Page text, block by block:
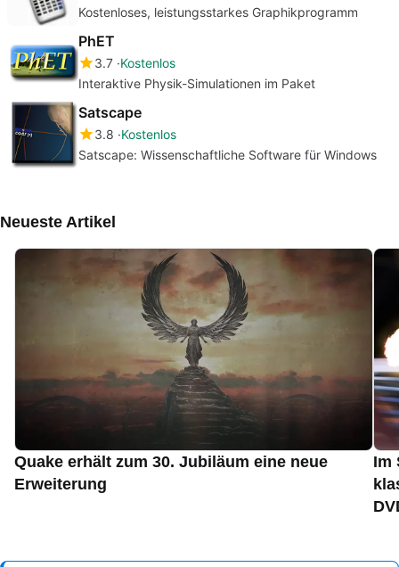
Kostenloses, leistungsstarkes Graphikprogramm
PhET
3.7 Kostenlos
Interaktive Physik-Simulationen im Paket
Satscape
3.8 Kostenlos
Satscape: Wissenschaftliche Software für Windows
Neueste Artikel
Quake erhält zum 30. Jubiläum eine neue
Erweiterung
Im